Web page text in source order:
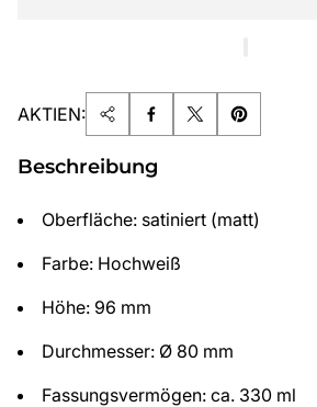
AKTIEN:
Beschreibung
Oberfläche: satiniert (matt)
Farbe: Hochweiß
Höhe: 96 mm
Durchmesser: Ø 80 mm
Fassungsvermögen: ca. 330 ml